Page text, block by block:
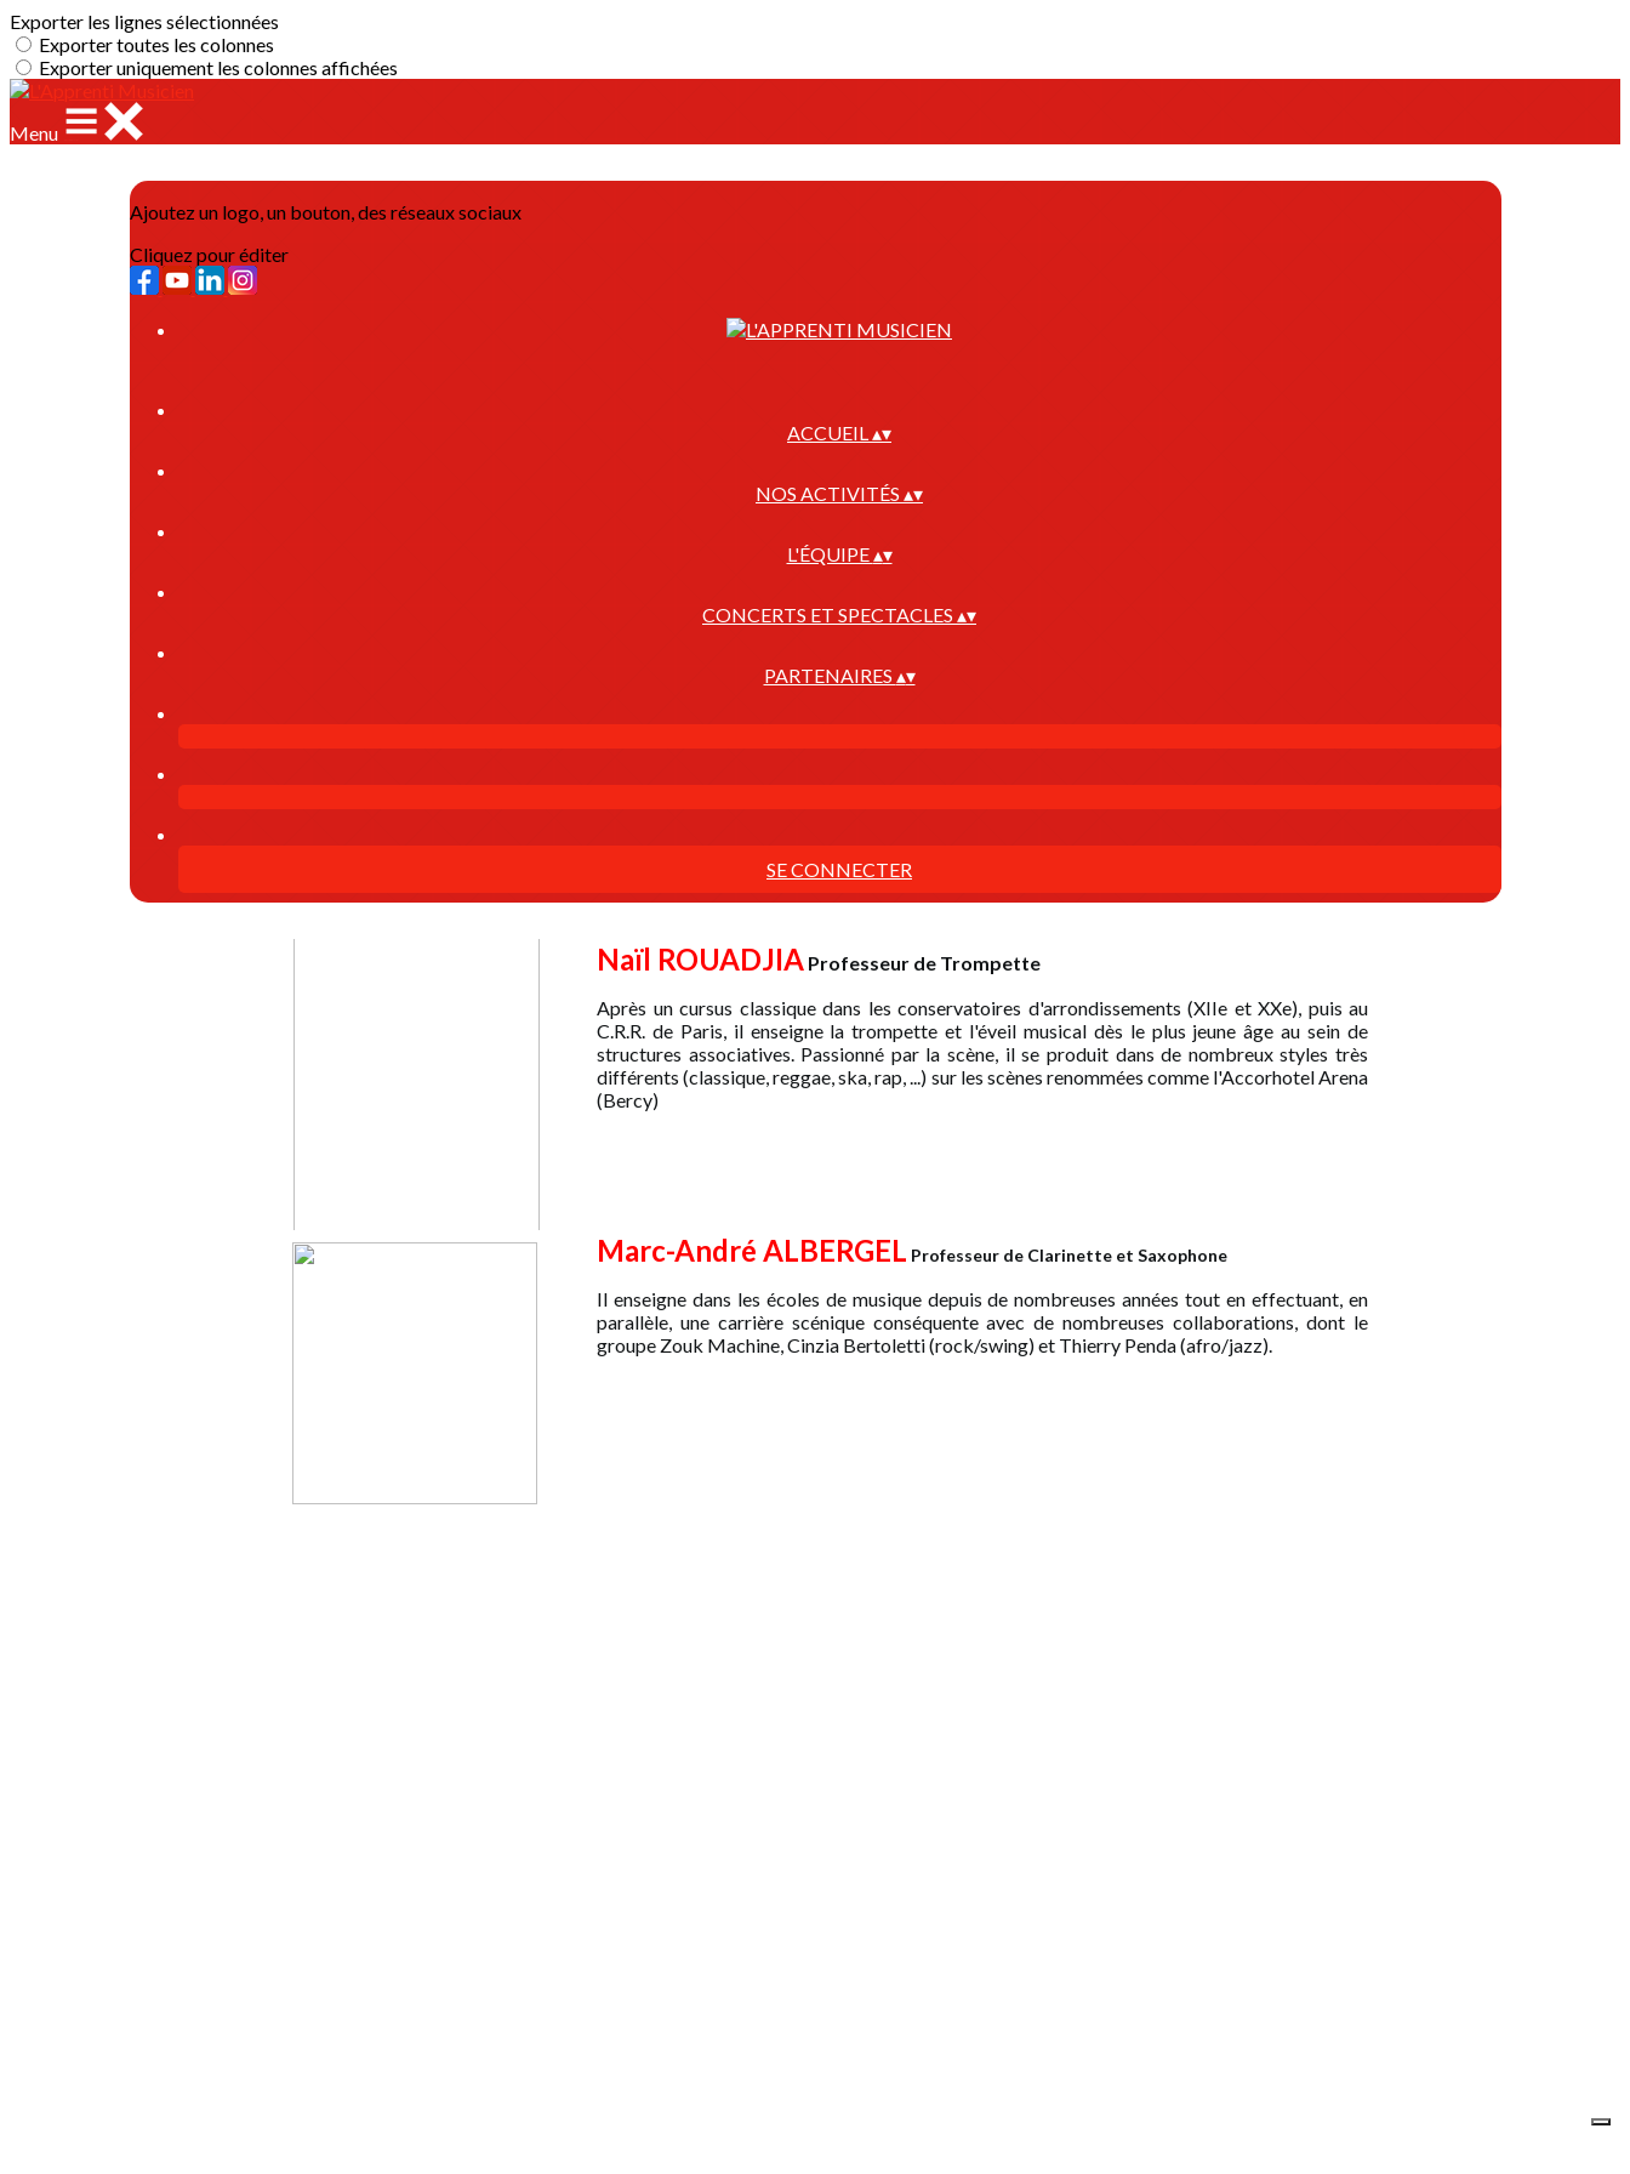
Exporter les lignes sélectionnées
Exporter toutes les colonnes
Exporter uniquement les colonnes affichées
Menu
Ajoutez un logo, un bouton, des réseaux sociaux
Cliquez pour éditer
ACCUEIL▴▾
NOS ACTIVITÉS ▴▾
L'ÉQUIPE▴▾
CONCERTS ET SPECTACLES ▴▾
PARTENAIRES ▴▾
SE CONNECTER
Naïl ROUADJIA Professeur de Trompette
Après un cursus classique dans les conservatoires d'arrondissements (XIIe et XXe), puis au
C.R.R. de Paris, il enseigne la trompette et l'éveil musical dès le plus jeune âge au sein de
structures associatives. Passionné par la scène, il se produit dans de nombreux styles très
différents (classique, reggae, ska, rap, ...) sur les scènes renommées comme l'Accorhotel Arena
(Bercy)
Marc-André ALBERGEL Professeur de Clarinette et Saxophone
Il enseigne dans les écoles de musique depuis de nombreuses années tout en effectuant, en
parallèle, une carrière scénique conséquente avec de nombreuses collaborations, dont le
groupe Zouk Machine, Cinzia Bertoletti (rock/swing) et Thierry Penda (afro/jazz).